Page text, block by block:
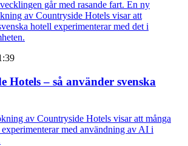
Hotels – så använder svenska
av Countryside Hotels visar att många
med användning av AI i